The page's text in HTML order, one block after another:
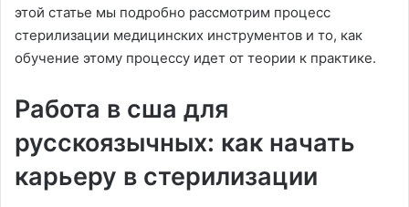
этой статье мы подробно рассмотрим процесс
стерилизации медицинских инструментов и то, как
обучение этому процессу идет от теории к практике.
Работа в сша для
русскоязычных: как начать
карьеру в стерилизации